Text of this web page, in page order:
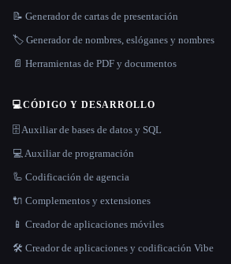
📝 Generador de cartas de presentación
🏷️ Generador de nombres, eslóganes y nombres
📄 Herramientas de PDF y documentos
💻CÓDIGO Y DESARROLLO
🗄️ Auxiliar de bases de datos y SQL
💻 Auxiliar de programación
🦾 Codificación de agencia
🔌 Complementos y extensiones
📱 Creador de aplicaciones móviles
🛠️ Creador de aplicaciones y codificación Vibe